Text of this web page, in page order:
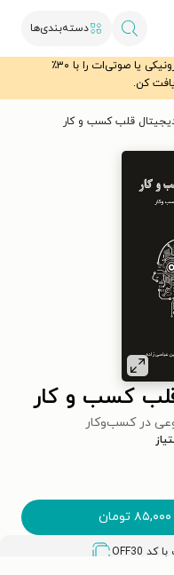
دسته‌بندی‌ها
با کد تخفیف OFF30 اولین کتاب الکترونیکی یا صوتی‌ات را با ۳۰٪
کن.
قلب کسب و کار
کسب و کار
در کسب‌وکار
۸۵,۰۰۰ تومان
OFF30